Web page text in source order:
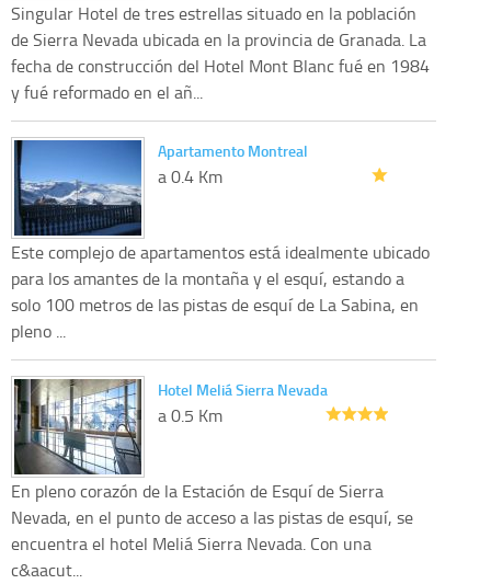
Singular Hotel de tres estrellas situado en la población
de Sierra Nevada ubicada en la provincia de Granada. La
fecha de construcción del Hotel Mont Blanc fué en 1984
y fué reformado en el añ...
Apartamento Montreal
a 0.4 Km
Este complejo de apartamentos está idealmente ubicado
para los amantes de la montaña y el esquí, estando a
solo 100 metros de las pistas de esquí de La Sabina, en
pleno ...
Hotel Meliá Sierra Nevada
a 0.5 Km
En pleno corazón de la Estación de Esquí de Sierra
Nevada, en el punto de acceso a las pistas de esquí, se
encuentra el hotel Meliá Sierra Nevada. Con una
c&aacut...